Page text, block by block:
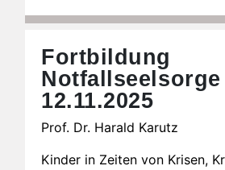
Fortbildung
Notfallseelsorge
12.11.2025
Prof. Dr. Harald Karutz
Kinder in Zeiten von Krisen,